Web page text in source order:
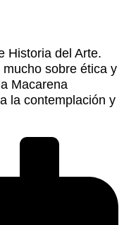
Historia del Arte.
sobre ética y
Macarena
la contemplación y